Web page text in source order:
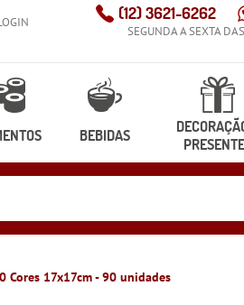
(12)3621-6262
SEGUNDA A SEXTA
BEBIDAS
Cores 17x17cm - 90 unidades